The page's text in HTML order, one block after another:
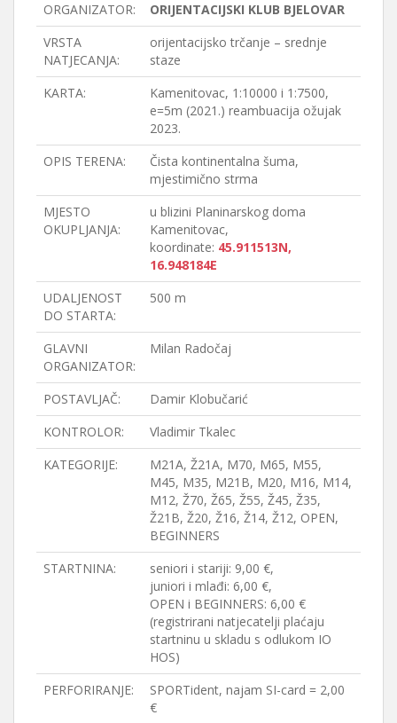
ORGANIZATOR:
ORIJENTACIJSKI KLUB BJELOVAR
VRSTA
NATJECANJA:
orijentacijsko trčanje – srednje
staze
KARTA:
Kamenitovac, 1:10000 i 1:7500,
e=5m (2021.) reambuacija ožujak
2023.
OPIS TERENA:
Čista kontinentalna šuma,
mjestimično strma
MJESTO
OKUPLJANJA:
u blizini Planinarskog doma
Kamenitovac,
koordinate: 45.911513N,
16.948184E
UDALJENOST
DO STARTA:
500 m
GLAVNI
ORGANIZATOR:
Milan Radočaj
POSTAVLJAČ:
Damir Klobučarić
KONTROLOR:
Vladimir Tkalec
KATEGORIJE:
M21A, Ž21A, M70, M65, M55,
M45, M35, M21B, M20, M16, M14,
M12, Ž70, Ž65, Ž55, Ž45, Ž35,
Ž21B, Ž20, Ž16, Ž14, Ž12, OPEN,
BEGINNERS
STARTNINA:
seniori i stariji: 9,00 €,
juniori i mlađi: 6,00 €,
OPEN i BEGINNERS: 6,00 €
(registrirani natjecatelji plaćaju
startninu u skladu s odlukom IO
HOS)
PERFORIRANJE:
SPORTident, najam SI-card = 2,00
€